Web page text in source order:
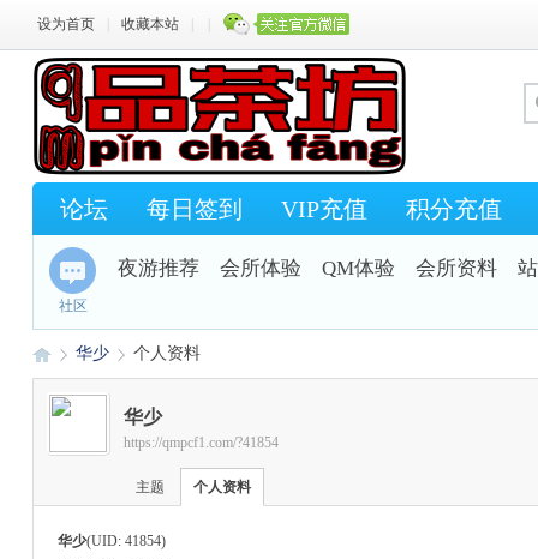
设为首页 收藏本站
论坛 每日签到 VIP充值 积分充值
社区
夜游推荐 会所体验 QM体验 会所资料
›
华少
›
个人资料
华少
https://qmpcf1.com/?41854
主题 个人资料
华少(UID: 41854)